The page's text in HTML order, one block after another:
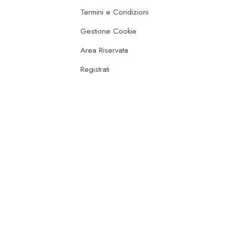
Termini e Condizioni
Gestione Cookie
Area Riservata
Registrati